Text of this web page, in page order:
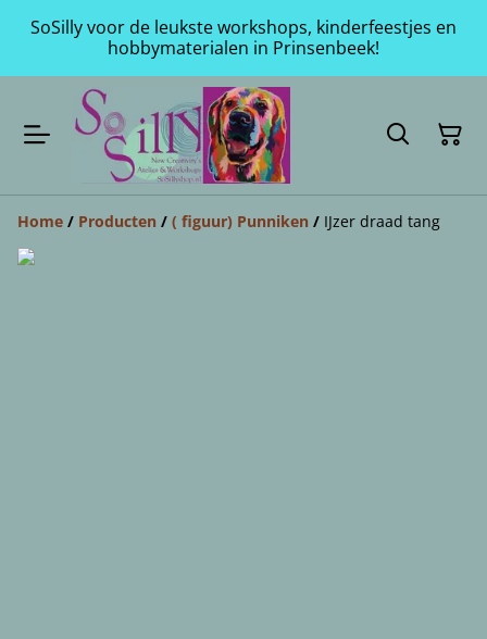
SoSilly voor de leukste workshops, kinderfeestjes en
hobbymaterialen in Prinsenbeek!
Home / Producten / ( figuur) Punniken / IJzer draad tang